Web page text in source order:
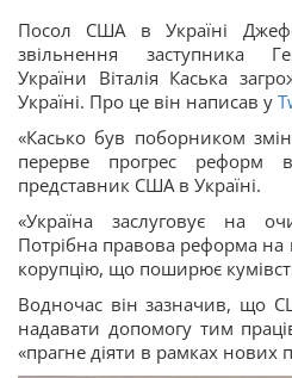
Посол США в Україні
звільнення заступника
України Віталія Каська
Україні. Про це він написав у
«Касько був поборником
перерве прогрес реформ
представник США в Україні.
«Україна заслуговує на
Потрібна правова реформа на
корупцію, що поширює
Водночас він зазначив, що
надавати допомогу тим
«прагне діяти в рамках нових